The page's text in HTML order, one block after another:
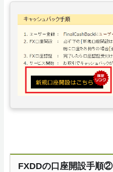
FXDDの口座開設手順②